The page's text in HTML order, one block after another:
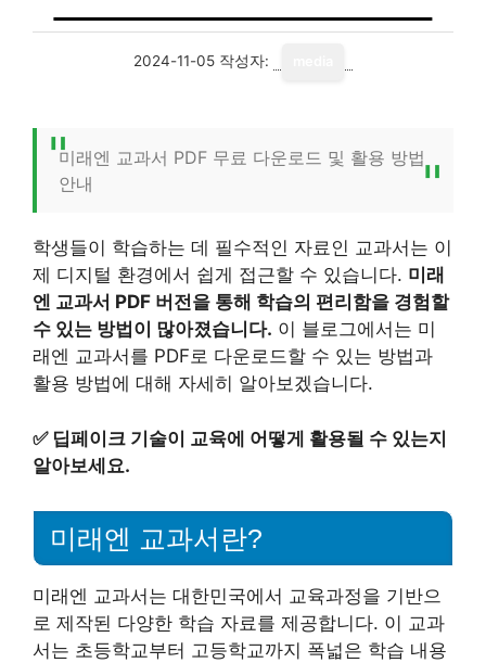
2024-11-05 작성자:
미래엔 교과서 PDF 무료 다운로드 및 활용 방법
안내
학생들이 학습하는 데 필수적인 자료인 교과서는 이
제 디지털 환경에서 쉽게 접근할 수 있습니다. 미래
엔 교과서 PDF 버전을 통해 학습의 편리함을 경험할
수 있는 방법이 많아졌습니다. 이 블로그에서는 미
래엔 교과서를 PDF로 다운로드할 수 있는 방법과
활용 방법에 대해 자세히 알아보겠습니다.
✅ 딥페이크 기술이 교육에 어떻게 활용될 수 있는지
알아보세요.
미래엔 교과서란?
미래엔 교과서는 대한민국에서 교육과정을 기반으
로 제작된 다양한 학습 자료를 제공합니다. 이 교과
서는 초등학교부터 고등학교까지 폭넓은 학습 내용